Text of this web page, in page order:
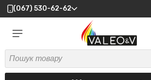
(067) 530-62-62